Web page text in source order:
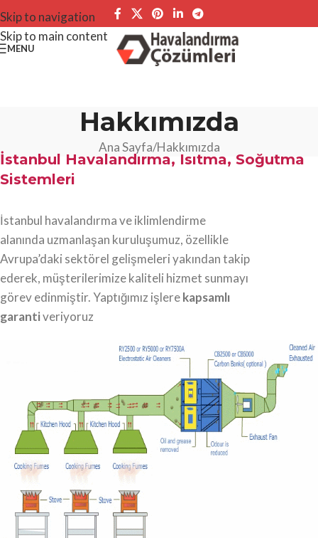
Skip to navigation
Skip to main content
MENU
Hakkımızda
Ana Sayfa Hakkımızda
İstanbul Havalandırma, Isıtma, Soğutma
Sistemleri
İstanbul havalandırma ve iklimlendirme
alanında uzmanlaşan kuruluşumuz, özellikle
Avrupa’daki sektörel gelişmeleri yakından takip
ederek, müşterilerimize kaliteli hizmet sunmayı
görev edinmiştir. Yaptığımız işlerekapsamlı
garantiveriyoruz